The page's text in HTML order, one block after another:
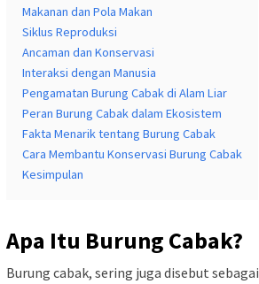
Makanan dan Pola Makan
Siklus Reproduksi
Ancaman dan Konservasi
Interaksi dengan Manusia
Pengamatan Burung Cabak di Alam Liar
Peran Burung Cabak dalam Ekosistem
Fakta Menarik tentang Burung Cabak
Cara Membantu Konservasi Burung Cabak
Kesimpulan
Apa Itu Burung Cabak?
Burung cabak, sering juga disebut sebagai